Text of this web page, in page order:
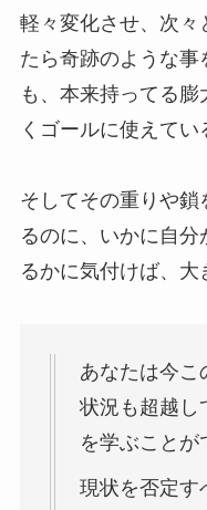
軽々変化させ、次々
たら奇跡のような
も、本来持ってる
くゴールに使えてい
そしてその重りや
るのに、いかに自
るかに気付けば、大
あなたは今こ
状況も超越し
を学ぶことが
現状を否定す